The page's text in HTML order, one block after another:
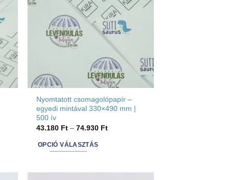
may
chosen
page
Nyomtatott csomagolópapír –
egyedi mintával 330×490 mm |
500 ív
43.180 Ft – 74.930 FtÁrtartomány:
OPCIÓ VÁLASZTÁS